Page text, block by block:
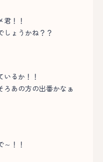
！！
しょうかね？？
るか！！
ろあの方の出番かなぁ
！！